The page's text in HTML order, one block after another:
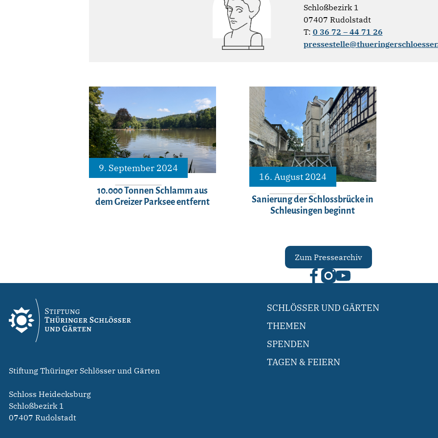
Schloßbezirk 1
07407 Rudolstadt
T: 0 36 72 – 44 71 26
9. September 2024
10.000 Tonnen Schlamm aus
dem Greizer Parksee entfernt
16. August 2024
Sanierung der Schlossbrücke in
Schleusingen beginnt
Zum Pressearchiv
Stiftung Thüringer Schlösser und Gärten
Schloss Heidecksburg
Schloßbezirk 1
07407 Rudolstadt
SCHLÖSSER UND GÄRTEN
THEMEN
SPENDEN
TAGEN & FEIERN